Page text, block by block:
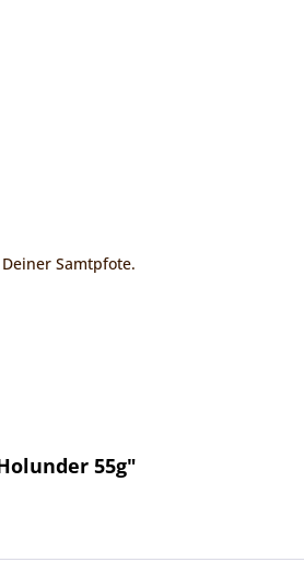
Samtpfote.
55g"